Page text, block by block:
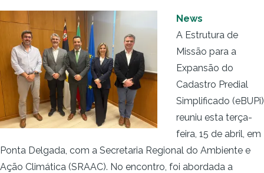
News
A Estrutura de
Missão para a
Expansão do
Cadastro Predial
Simplificado (eBUPi)
reuniu esta terça-
feira, 15 de abril, em
Ponta Delgada, com a Secretaria Regional do Ambiente e
Ação Climática (SRAAC). No encontro, foi abordada a